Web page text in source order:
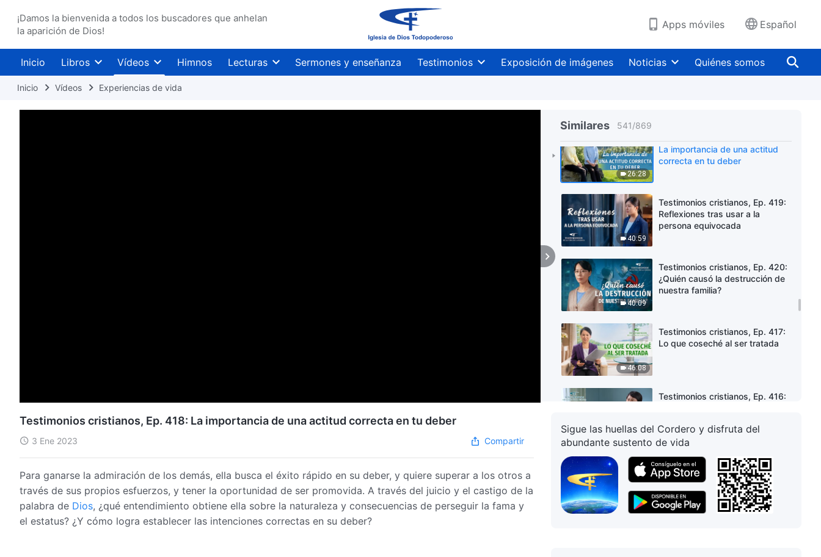
¡Damos la bienvenida a todos los buscadores que anhelan
la aparición de Dios!
Apps móviles Español
Inicio Libros Vídeos Himnos Lecturas Sermones y enseñanza Testimonios Exposición de imágenes Noticias Quiénes somos
Inicio Vídeos Experiencias de vida
Similares 541/869
26:28
La importancia de una actitud
correcta en tu deber
40:59
Testimonios cristianos, Ep. 419:
Reflexiones tras usar a la
persona equivocada
40:09
Testimonios cristianos, Ep. 420:
¿Quién causó la destrucción de
nuestra familia?
46:08
Testimonios cristianos, Ep. 417:
Lo que coseché al ser tratada
35:40
Testimonios cristianos, Ep. 416:
32:39
Testimonios cristianos, Ep. 415:
Ahora sé qué es realmente la
buena humanidad
Testimonios cristianos, Ep. 418: La importancia de una actitud correcta en tu deber
3 Ene 2023 Compartir
Para ganarse la admiración de los demás, ella busca el éxito rápido en su deber, y quiere superar a los otros a
través de sus propios esfuerzos, y tener la oportunidad de ser promovida. A través del juicio y el castigo de la
palabra de Dios, ¿qué entendimiento obtiene ella sobre la naturaleza y consecuencias de perseguir la fama y
el estatus? ¿Y cómo logra establecer las intenciones correctas en su deber?
Sigue las huellas del Cordero y disfruta del
abundante sustento de vida